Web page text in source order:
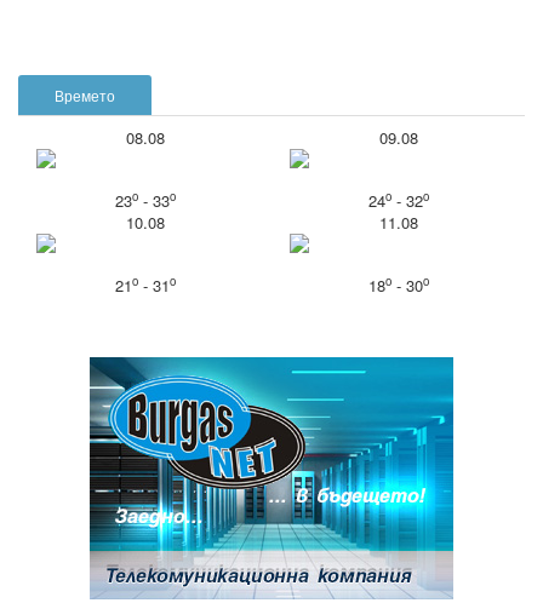
Времето
08.08
23o- 33o
09.08
24o- 32o
10.08
21o- 31o
11.08
18o- 30o